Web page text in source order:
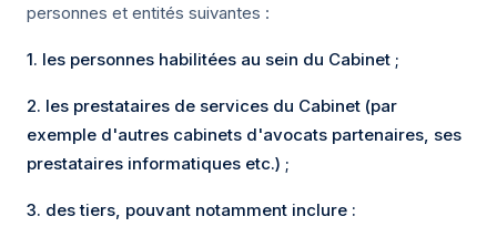
personnes et entités suivantes :
1. les personnes habilitées au sein du Cabinet ;
2. les prestataires de services du Cabinet (par
exemple d'autres cabinets d'avocats partenaires, ses
prestataires informatiques etc.) ;
3. des tiers, pouvant notamment inclure :